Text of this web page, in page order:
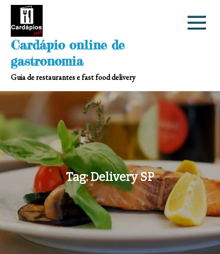
Skip
Cardápio online de
gastronomia
Guia de restaurantes e fast food delivery
Tag:Delivery SP